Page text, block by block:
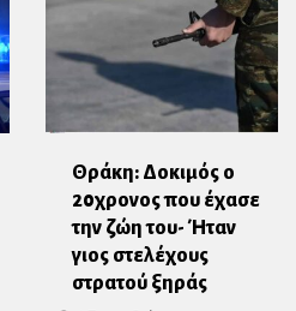
Θράκη: Δοκιμός ο
20χρονος που έχασε
την ζώη του- Ήταν
γιος στελέχους
στρατού ξηράς